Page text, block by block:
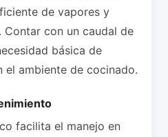
de vapores y
Contar con un caudal de
básica de
el ambiente de cocinado.
facilita el manejo en